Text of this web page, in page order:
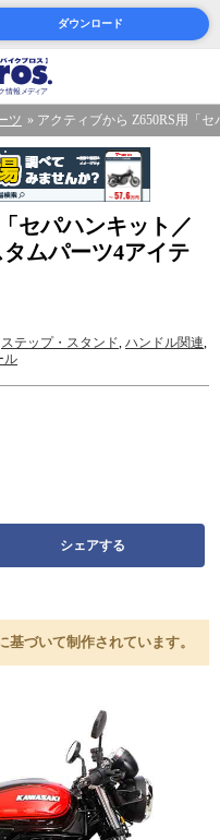
ダウンロード
ツ アクティブから Z650RS用「
セパハンキット／
ムパーツ4アイテ
ステップ・スタンド, ハンドル関連,
ル
シェアする
づいて制作されています。